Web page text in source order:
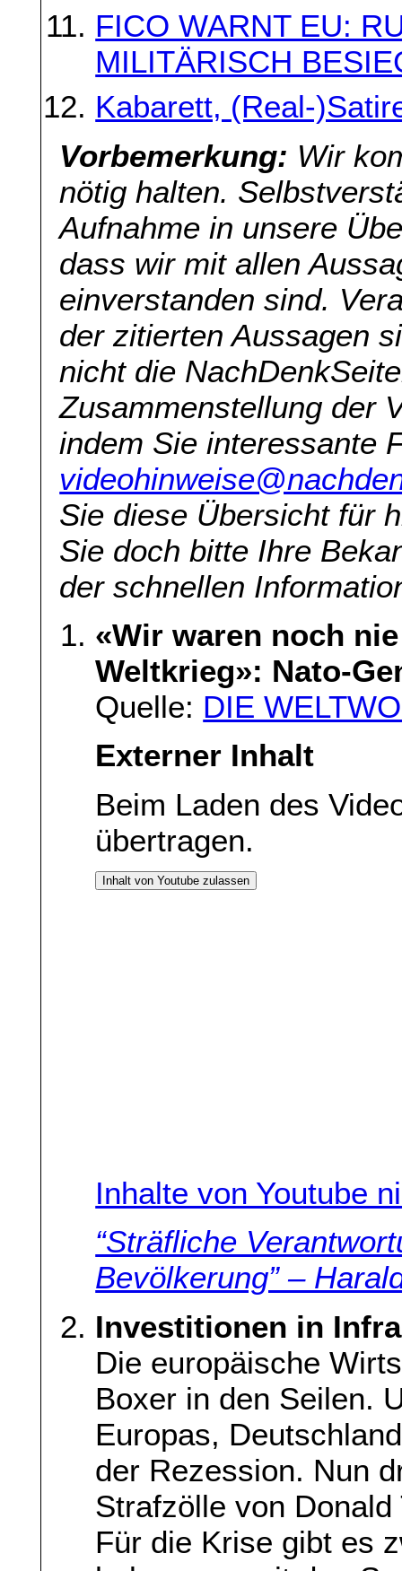
FICO WARNT EU:
MILITÄRISCH
Kabarett, (Real-
Vorbemerkung: Wir
nötig halten.
Aufnahme in unsere
dass wir mit allen
einverstanden sind.
der zitierten Aussagen
nicht die
Zusammenstellung der
indem Sie interessante
Sie diese Übersicht für
Sie doch bitte Ihre
der schnellen
«Wir waren noch
Weltkrieg»: Nato-
Quelle: DIE
Externer Inhalt
Beim Laden des
übertragen.
Inhalt von Youtube zulassen
Inhalte von Youtube
“Sträfliche
Bevölkerung” –
Investitionen in
Die europäische
Boxer in den Seilen.
Europas,
der Rezession. Nun
Strafzölle von Donald
Für die Krise gibt es